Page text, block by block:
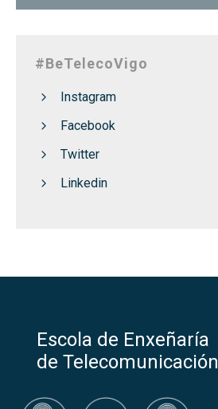
#BeTelecoVigo
Instagram
Facebook
Twitter
Linkedin
Escola de Enxeñaría
de Telecomunicación